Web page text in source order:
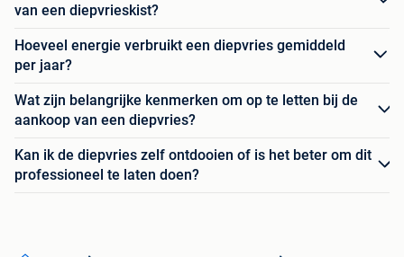
van een diepvrieskist?
Hoeveel energie verbruikt een diepvries gemiddeld
per jaar?
Wat zijn belangrijke kenmerken om op te letten bij de
aankoop van een diepvries?
Kan ik de diepvries zelf ontdooien of is het beter om dit
professioneel te laten doen?